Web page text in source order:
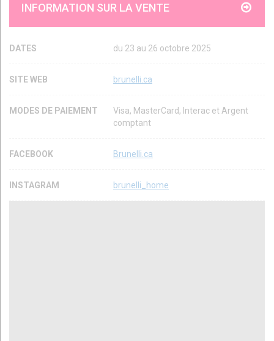
INFORMATION SUR LA VENTE
DATES du 23 au 26 octobre 2025
SITE WEB brunelli.ca
MODES DE PAIEMENT
Visa, MasterCard, Interac et Argent
comptant
FACEBOOK Brunelli.ca
INSTAGRAM brunelli_home